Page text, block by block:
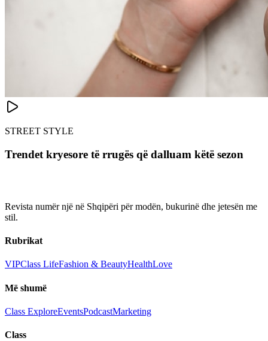
STREET STYLE
Trendet kryesore të rrugës që dalluam këtë sezon
Revista numër një në Shqipëri për modën, bukurinë dhe jetesën me
stil.
Rubrikat
VIPClass LifeFashion & BeautyHealthLove
Më shumë
Class ExploreEventsPodcastMarketing
Class